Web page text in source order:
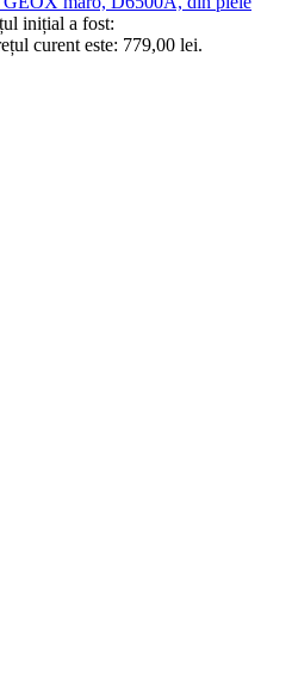
inițial a fost:
curent este: 779,00 lei.